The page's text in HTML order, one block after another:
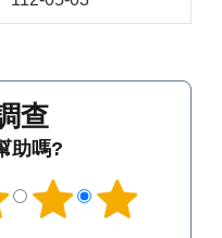
查
助嗎?